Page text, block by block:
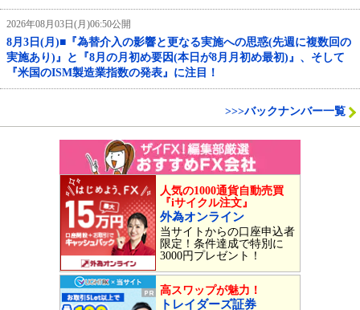
2026年08月03日(月)06:50公開
8月3日(月)■『為替介入の影響と更なる実施への思惑(先週に複数回の
実施あり)』と『8月の月初め要因(本日が8月月初め最初)』、そして
『米国のISM製造業指数の発表』に注目！
>>>バックナンバー一覧
人気の1000通貨自動売買
『iサイクル注文』
外為オンライン
当サイトからの口座申込者
限定！条件達成で特別に
3000円プレゼント！
高スワップが魅力！
トレイダーズ証券